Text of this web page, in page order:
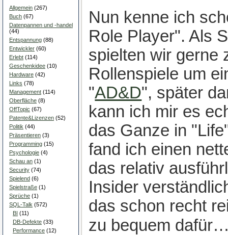
Allgemein (267)
Buch (67)
Datenpannen und -handel
(44)
Entspannung (88)
Entwickler (60)
Erlebt (114)
Geschenkidee (10)
Hardware (42)
Links (78)
Management (114)
Oberfläche (8)
OffTopic (67)
Patente&Lizenzen (52)
Politik (44)
Präsentieren (3)
Programming (15)
Psychologie (4)
Schau an (1)
Security (74)
Spielend (6)
Spielstraße (1)
Sprüche (1)
SQL-Talk (572)
BI (11)
DB-Defekte (33)
Performance (12)
Nun kenne ich
Role Player". Als
spielten wir gerne
Rollenspiele um
"AD&D", später
kann ich mir es
das Ganze in
fand ich einen
das relativ
Insider
das schon recht
zu bequem